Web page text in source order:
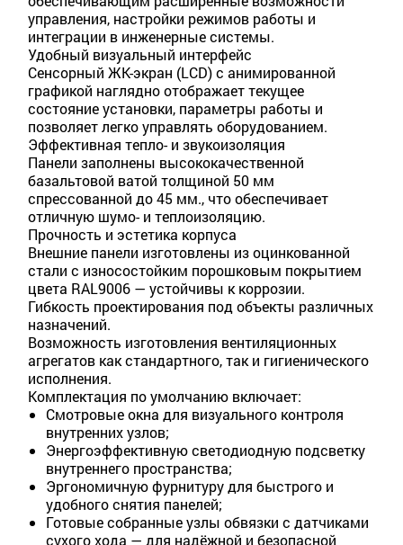
управления, настройки режимов работы и
интеграции в инженерные системы.
Удобный визуальный интерфейс
Сенсорный ЖК-экран (LCD) с анимированной
графикой наглядно отображает текущее
состояние установки, параметры работы и
позволяет легко управлять оборудованием.
Эффективная тепло- и звукоизоляция
Панели заполнены высококачественной
базальтовой ватой толщиной 50 мм
спрессованной до 45 мм., что обеспечивает
отличную шумо- и теплоизоляцию.
Прочность и эстетика корпуса
Внешние панели изготовлены из оцинкованной
стали с износостойким порошковым покрытием
цвета RAL9006 — устойчивы к коррозии.
Гибкость проектирования под объекты различных
назначений.
Возможность изготовления вентиляционных
агрегатов как стандартного, так и гигиенического
исполнения.
Комплектация по умолчанию включает:
Смотровые окна для визуального контроля
внутренних узлов;
Энергоэффективную светодиодную подсветку
внутреннего пространства;
Эргономичную фурнитуру для быстрого и
удобного снятия панелей;
Готовые собранные узлы обвязки с датчиками
сухого хода — для надёжной и безопасной